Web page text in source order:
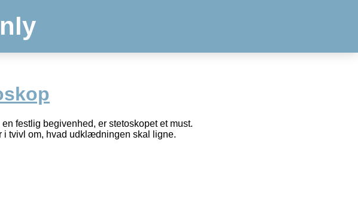
festlig begivenhed, er stetoskopet et must.
i tvivl om, hvad udklædningen skal ligne.